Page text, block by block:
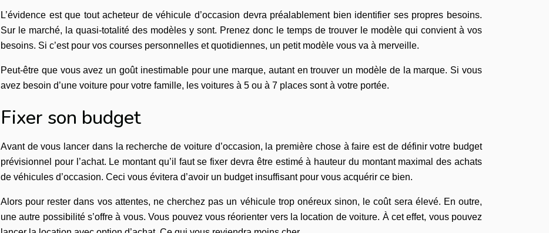
L’évidence est que tout acheteur de véhicule d’occasion devra préalablement bien identifier ses propres besoins.
Sur le marché, la quasi-totalité des modèles y sont. Prenez donc le temps de trouver le modèle qui convient à vos
besoins. Si c’est pour vos courses personnelles et quotidiennes, un petit modèle vous va à merveille.
Peut-être que vous avez un goût inestimable pour une marque, autant en trouver un modèle de la marque. Si vous
avez besoin d’une voiture pour votre famille, les voitures à 5 ou à 7 places sont à votre portée.
Fixer son budget
Avant de vous lancer dans la recherche de voiture d’occasion, la première chose à faire est de définir votre budget
prévisionnel pour l’achat. Le montant qu’il faut se fixer devra être estimé à hauteur du montant maximal des achats
de véhicules d’occasion. Ceci vous évitera d’avoir un budget insuffisant pour vous acquérir ce bien.
Alors pour rester dans vos attentes, ne cherchez pas un véhicule trop onéreux sinon, le coût sera élevé. En outre,
une autre possibilité s’offre à vous. Vous pouvez vous réorienter vers la location de voiture. À cet effet, vous pouvez